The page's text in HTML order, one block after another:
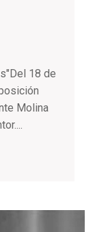
18 de
Molina